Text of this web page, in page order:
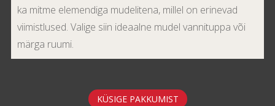
ka mitme elemendiga mudelitena, millel on erinevad
viimistlused. Valige siin ideaalne mudel vannituppa või
märga ruumi.
KÜSIGE PAKKUMIST